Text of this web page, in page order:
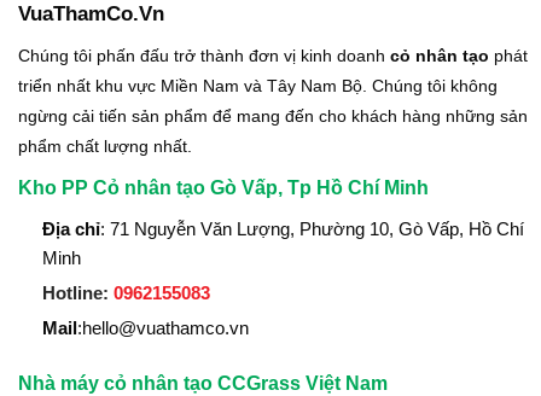
VuaThamCo.Vn
Chúng tôi phấn đấu trở thành đơn vị kinh doanh cỏ nhân tạo phát
triển nhất khu vực Miền Nam và Tây Nam Bộ. Chúng tôi không
ngừng cải tiến sản phẩm để mang đến cho khách hàng những sản
phẩm chất lượng nhất.
Kho PP Cỏ nhân tạo Gò Vấp, Tp Hồ Chí Minh
Địa chỉ: 71 Nguyễn Văn Lượng, Phường 10, Gò Vấp, Hồ Chí
Minh
Hotline: 0962155083
Mail:hello@vuathamco.vn
Nhà máy cỏ nhân tạo CCGrass Việt Nam